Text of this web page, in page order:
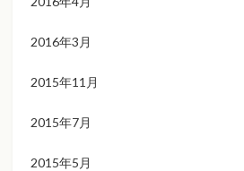
2016年3月
2015年11月
2015年7月
2015年5月